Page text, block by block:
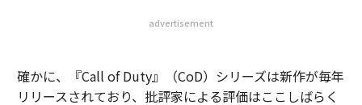
advertisement
確かに、『Call of Duty』（CoD）シリーズは新作が毎年
リリースされており、批評家による評価はここしばらく